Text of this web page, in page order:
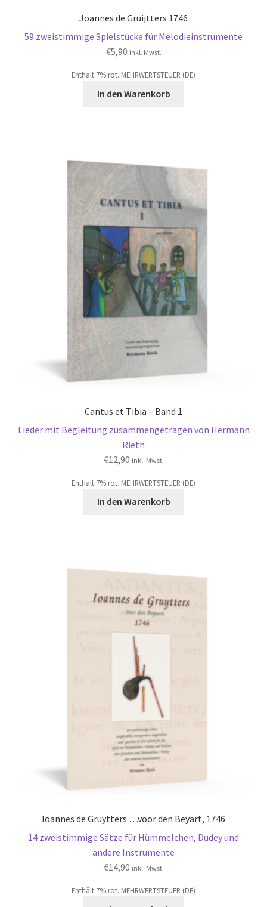
Joannes de Gruijtters 1746
59 zweistimmige Spielstücke für Melodieinstrumente
€5,90 inkl. Mwst.
Enthält 7% rot. MEHRWERTSTEUER (DE)
In den Warenkorb
Cantus et Tibia – Band 1
Lieder mit Begleitung zusammengetragen von Hermann
Rieth
€12,90 inkl. Mwst.
Enthält 7% rot. MEHRWERTSTEUER (DE)
In den Warenkorb
Ioannes de Gruytters …voor den Beyart, 1746
14 zweistimmige Sätze für Hümmelchen, Dudey und
andere Instrumente
€14,90 inkl. Mwst.
Enthält 7% rot. MEHRWERTSTEUER (DE)